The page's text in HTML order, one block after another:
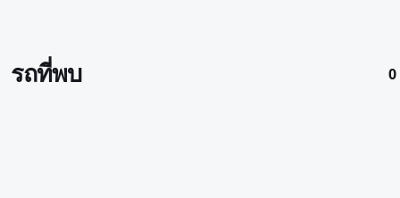
รถที่พบ